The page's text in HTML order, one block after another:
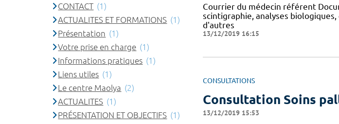
Courrier du médecin référent
scintigraphie, analyses
d'autres
13/12/2019 16:15
CONSULTATIONS
Consultation Soins
13/12/2019 15:53
CONTACT (1)
ACTUALITES ET FORMATIONS (1)
Présentation (1)
Votre prise en charge (1)
Informations pratiques (1)
Liens utiles (1)
Le centre Maolya (2)
ACTUALITES (1)
PRÉSENTATION ET OBJECTIFS (1)